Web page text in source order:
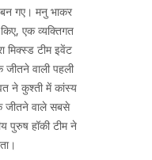
गए। मनु भाकर
एक व्यक्तिगत
मिक्स्ड टीम इवेंट
वाली पहली
ने कुश्ती में कांस्य
जीतने वाले सबसे
पुरुष हॉकी टीम ने